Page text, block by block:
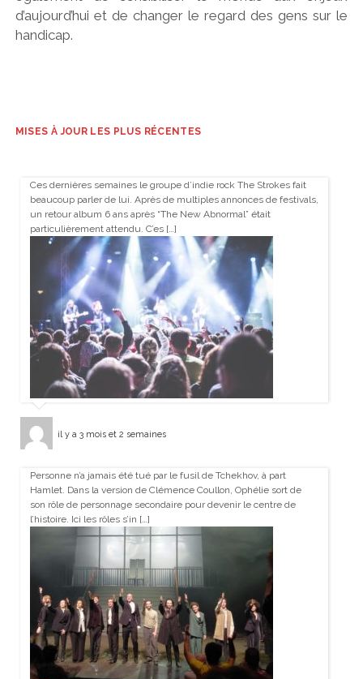
d’aujourd’hui et de changer le regard des gens sur le
handicap.
MISES À JOUR LES PLUS RÉCENTES
Ces dernières semaines le groupe d’indie rock The Strokes fait
beaucoup parler de lui. Après de multiples annonces de festivals,
un retour album 6 ans après “The New Abnormal” était
particulièrement attendu. C’es […]
il y a 3 mois et 2 semaines
Personne n’a jamais été tué par le fusil de Tchekhov, à part
Hamlet. Dans la version de Clémence Coullon, Ophélie sort de
son rôle de personnage secondaire pour devenir le centre de
l’histoire. Ici les rôles s’in […]